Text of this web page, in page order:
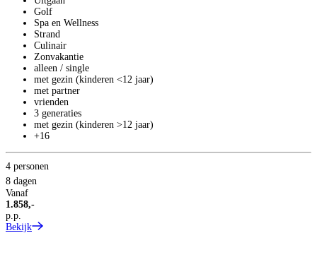
Golf
Spa en Wellness
Strand
Culinair
Zonvakantie
alleen / single
met gezin (kinderen <12 jaar)
met partner
vrienden
3 generaties
met gezin (kinderen >12 jaar)
+16
4 personen
8 dagen
Vanaf
1.858,-
p.p.
Bekijk